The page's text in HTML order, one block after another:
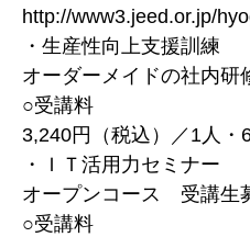
http://www3.jeed.or.jp/
・生産性向上支援訓練
オーダーメイドの社内研
○受講料
3,240円（税込）／1人・
・ＩＴ活用力セミナー
オープンコース 受講生
○受講料